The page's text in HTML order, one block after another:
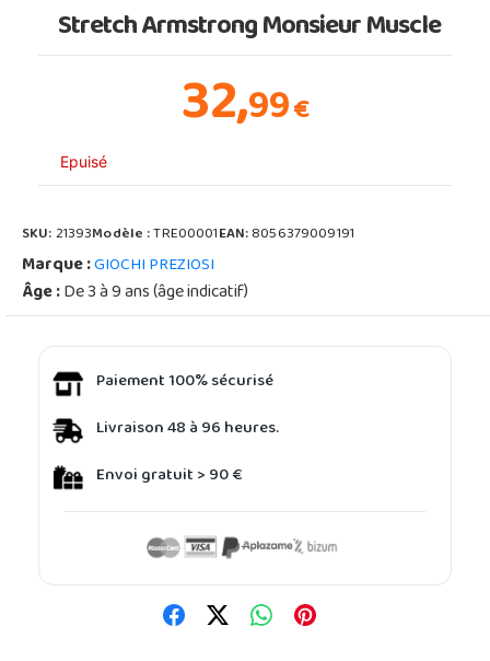
Stretch Armstrong Monsieur Muscle
32,99€
Epuisé
SKU:21393Modèle :TRE00001EAN:8056379009191
Marque :GIOCHI PREZIOSI
Âge :De 3 à 9 ans (âge indicatif)
Paiement 100% sécurisé
Livraison 48 à 96 heures.
Envoi gratuit > 90 €